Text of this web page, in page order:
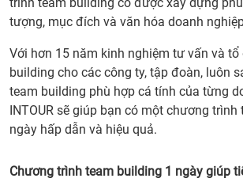
tượng, mục đích và văn hóa doanh
Với hơn 15 năm kinh nghiệm tư vấn và tổ
building cho các công ty, tập đoàn, luôn
team building phù hợp cá tính của từng
INTOUR sẽ giúp bạn có một chương trình
ngày hấp dẫn và hiệu quả.
Chương trình team building 1 ngày giúp